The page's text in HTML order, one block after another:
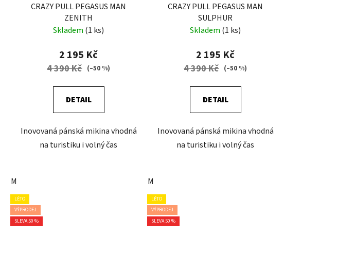
CRAZY PULL PEGASUS MAN
ZENITH
Skladem (1 ks)
2 195 Kč
4 390 Kč (–50 %)
DETAIL
Inovovaná pánská mikina vhodná
na turistiku i volný čas
M
CRAZY PULL PEGASUS MAN
SULPHUR
Skladem (1 ks)
2 195 Kč
4 390 Kč (–50 %)
DETAIL
Inovovaná pánská mikina vhodná
na turistiku i volný čas
M
LÉTO
VÝPRODEJ
SLEVA 50 %
LÉTO
VÝPRODEJ
SLEVA 50 %